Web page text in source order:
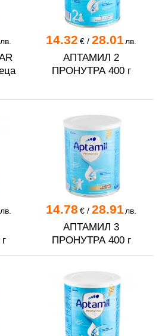
лв. 14.32 €/ 28.01лв.
АПТАМИЛ 2
ПРОНУТРА 400 г
лв. 14.78 €/ 28.91лв.
АПТАМИЛ 3
ПРОНУТРА 400 г